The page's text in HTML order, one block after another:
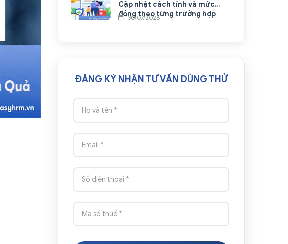
Cập nhật cách tính và mức
đóng theo từng trường hợp
30/07/2026
ĐĂNG KÝ NHẬN TƯ VẤN DÙNG THỬ